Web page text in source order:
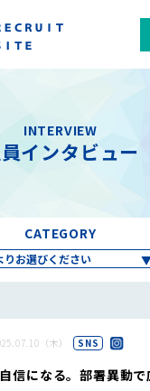
INTERVIEW
インタビュー
CATEGORY
（木） SNS
信になる。部署異動で